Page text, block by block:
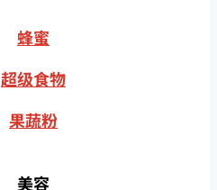
蜂蜜
超级食物
果蔬粉
美容